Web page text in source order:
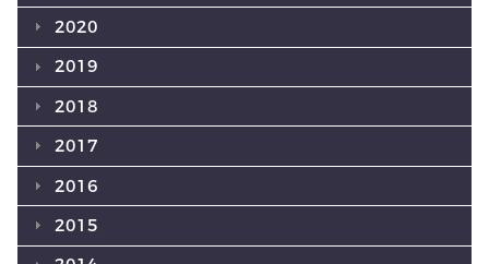
2020
2019
2018
2017
2016
2015